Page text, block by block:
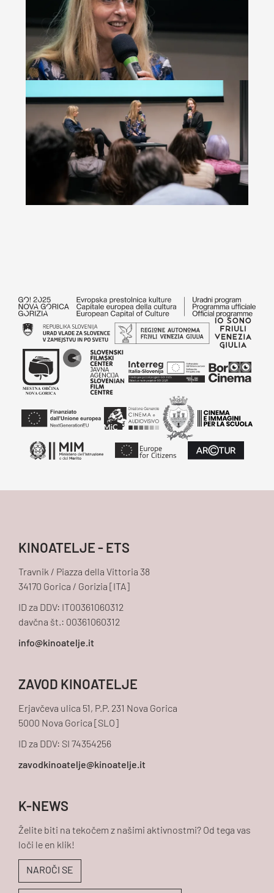
KINOATELJE - ETS
Travnik / Piazza della Vittoria 38
34170 Gorica / Gorizia [ITA]
ID za DDV: IT00361060312
davčna št.: 00361060312
ZAVOD KINOATELJE
Erjavčeva ulica 51, P.P. 231 Nova Gorica
5000 Nova Gorica [SLO]
ID za DDV: SI 74354256
K-NEWS
Želite biti na tekočem z našimi aktivnostmi? Od tega vas
loči le en klik!
NAROČI SE